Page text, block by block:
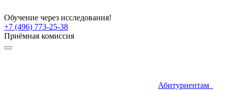
Обучение через исследования!
+7 (496) 773-25-38
Приёмная комиссия
Абитуриентам